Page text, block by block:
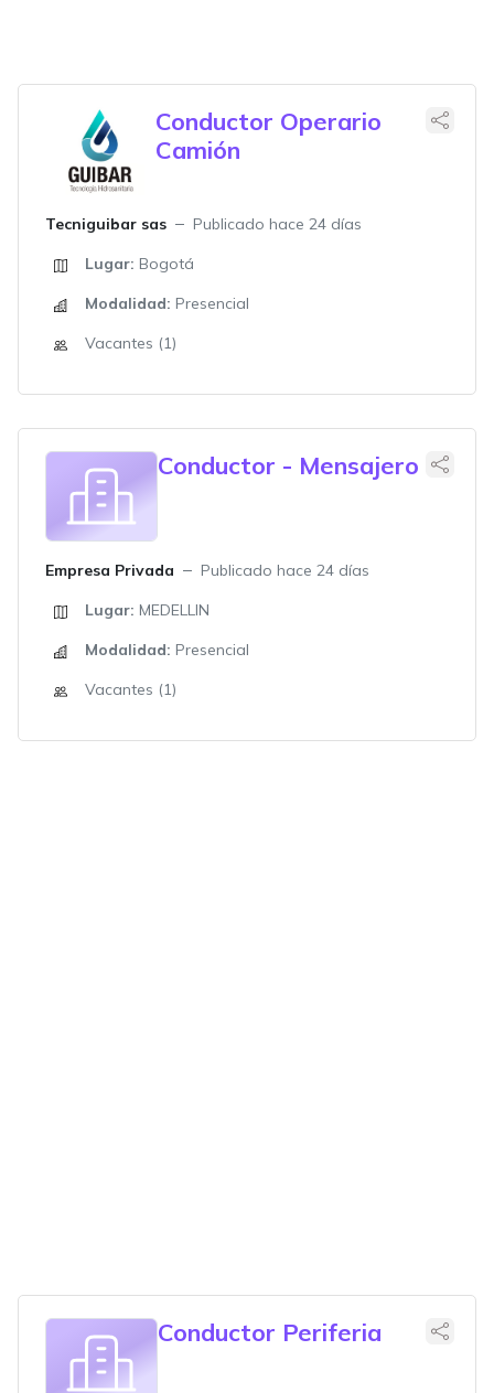
Conductor Operario
Camión
Tecniguibar sas
Publicado hace 24 días
Lugar: Bogotá
Modalidad: Presencial
Vacantes (1)
Conductor - Mensajero
Empresa Privada
Publicado hace 24 días
Lugar: MEDELLIN
Modalidad: Presencial
Vacantes (1)
Conductor Periferia